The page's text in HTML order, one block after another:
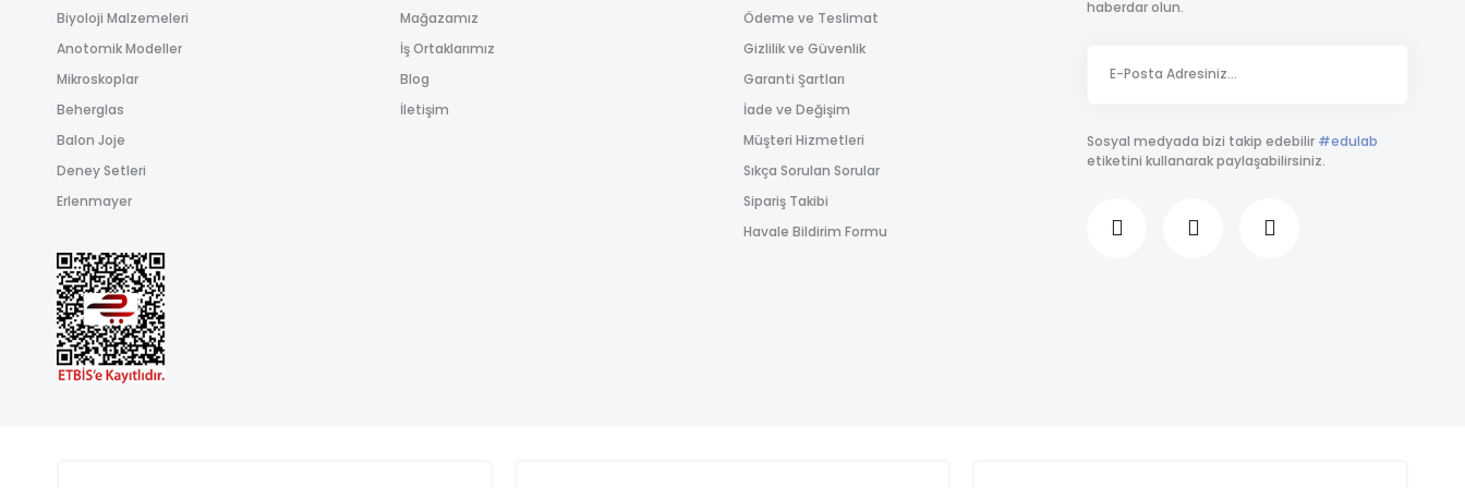
Gönder
Biyoloji Malzemeleri
Anotomik Modeller
Mikroskoplar
Beherglas
Balon Joje
Deney Setleri
Erlenmayer
Mağazamız
İş Ortaklarımız
Blog
İletişim
Ödeme ve Teslimat
Gizlilik ve Güvenlik
Garanti Şartları
İade ve Değişim
Müşteri Hizmetleri
Sıkça Sorulan Sorular
Sipariş Takibi
Havale Bildirim Formu
haberdar olun.
Sosyal medyada bizi takip edebilir #edulab
etiketini kullanarak paylaşabilirsiniz.